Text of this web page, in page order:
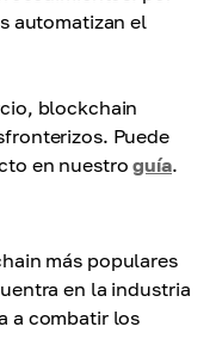
automatizan el
blockchain
Puede
en nuestroguía.
más populares
en la industria
a combatir los